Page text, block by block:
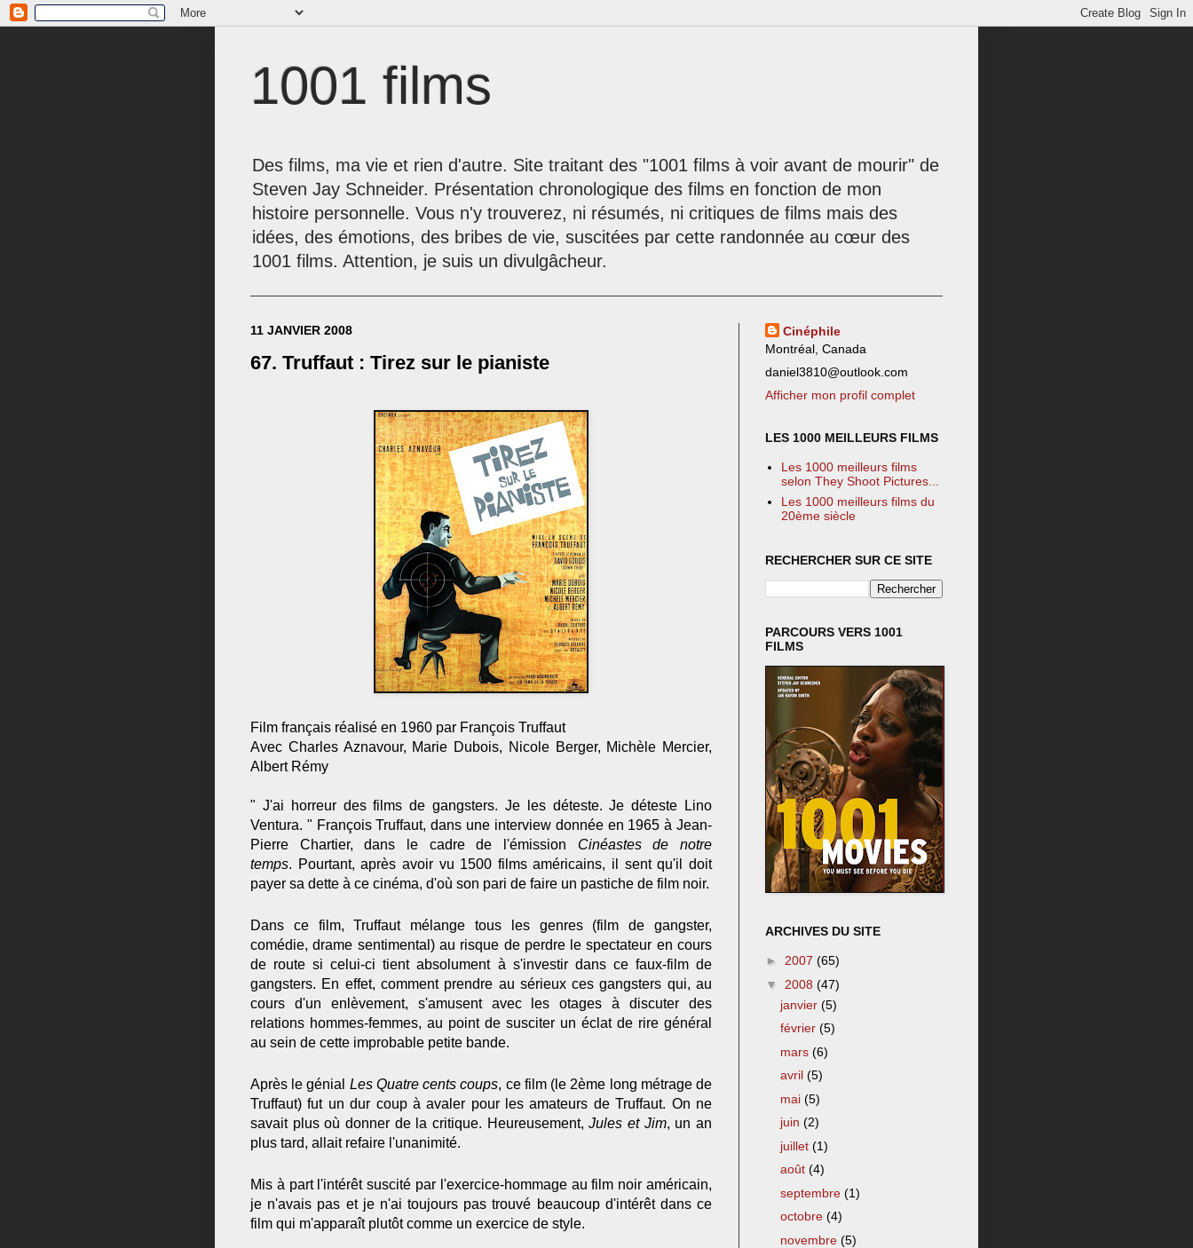
1001 films
Des films, ma vie et rien d'autre. Site traitant des "1001 films à voir avant de mourir" de
Steven Jay Schneider. Présentation chronologique des films en fonction de mon
histoire personnelle. Vous n'y trouverez, ni résumés, ni critiques de films mais des
idées, des émotions, des bribes de vie, suscitées par cette randonnée au cœur des
1001 films. Attention, je suis un divulgâcheur.
11 JANVIER 2008
67. Truffaut : Tirez sur le pianiste
Film français réalisé en 1960 par François Truffaut
Avec Charles Aznavour, Marie Dubois, Nicole Berger, Michèle Mercier,
Albert Rémy
" J'ai horreur des films de gangsters. Je les déteste. Je déteste Lino
Ventura. " François Truffaut, dans une interview donnée en 1965 à Jean-
Pierre Chartier, dans le cadre de l'émission Cinéastes de notre
temps. Pourtant, après avoir vu 1500 films américains, il sent qu'il doit
payer sa dette à ce cinéma, d'où son pari de faire un pastiche de film noir.
Dans ce film, Truffaut mélange tous les genres (film de gangster,
comédie, drame sentimental) au risque de perdre le spectateur en cours
de route si celui-ci tient absolument à s'investir dans ce faux-film de
gangsters. En effet, comment prendre au sérieux ces gangsters qui, au
cours d'un enlèvement, s'amusent avec les otages à discuter des
relations hommes-femmes, au point de susciter un éclat de rire général
au sein de cette improbable petite bande.
Après le génial Les Quatre cents coups, ce film (le 2ème long métrage de
Truffaut) fut un dur coup à avaler pour les amateurs de Truffaut. On ne
savait plus où donner de la critique. Heureusement,Jules et Jim, un an
plus tard, allait refaire l'unanimité.
Mis à part l'intérêt suscité par l'exercice-hommage au film noir américain,
je n'avais pas et je n'ai toujours pas trouvé beaucoup d'intérêt dans ce
film qui m'apparaît plutôt comme un exercice de style.
Cinéphile
Montréal, Canada
daniel3810@outlook.com
Afficher mon profil complet
LES 1000 MEILLEURS FILMS
Les 1000 meilleurs films
selon They Shoot Pictures...
Les 1000 meilleurs films du
20ème siècle
RECHERCHER SUR CE SITE
PARCOURS VERS 1001
FILMS
ARCHIVES DU SITE
► 2007 (65)
▼ 2008 (47)
janvier (5)
février (5)
mars (6)
avril (5)
mai (5)
juin (2)
juillet (1)
août (4)
septembre (1)
octobre (4)
novembre (5)